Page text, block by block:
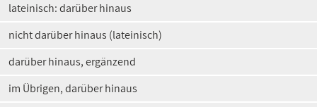
lateinisch: darüber hinaus
nicht darüber hinaus (lateinisch)
darüber hinaus, ergänzend
im Übrigen, darüber hinaus